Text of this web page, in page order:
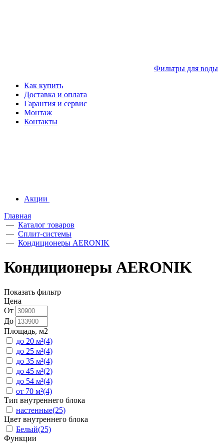
Фильтры для воды
Как купить
Доставка и оплата
Гарантия и сервис
Монтаж
Контакты
Акции
Главная
— Каталог товаров
— Сплит-системы
— Кондиционеры AERONIK
Кондиционеры AERONIK
Показать фильтр
Цена
От
До
Площадь, м2
до 20 м²(4)
до 25 м²(4)
до 35 м²(4)
до 45 м²(2)
до 54 м²(4)
от 70 м²(4)
Тип внутреннего блока
настенные(25)
Цвет внутреннего блока
Белый(25)
Функции